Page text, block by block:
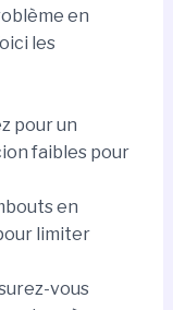
en
les
pour un
faibles pour
en
limiter
vous